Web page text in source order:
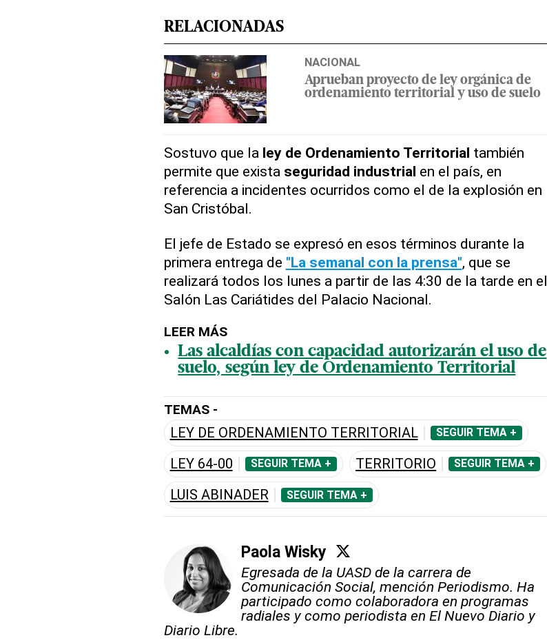
RELACIONADAS
NACIONAL
Aprueban proyecto de ley orgánica de
ordenamiento territorial y uso de suelo
Sostuvo que la ley de Ordenamiento Territorial también
permite que existaseguridad industrial en el país, en
referencia a incidentes ocurridos como el de la explosión en
San Cristóbal.
El jefe de Estado se expresó en esos términos durante la
primera entrega de "La semanal con la prensa", que se
realizará todos los lunes a partir de las 4:30 de la tarde en el
Salón Las Cariátides del Palacio Nacional.
LEER MÁS
Las alcaldías con capacidad autorizarán el uso de
suelo, según ley de Ordenamiento Territorial
TEMAS -
LEY DE ORDENAMIENTO TERRITORIAL SEGUIR TEMA +
LEY 64-00 SEGUIR TEMA + TERRITORIO SEGUIR TEMA +
LUIS ABINADER SEGUIR TEMA +
Paola Wisky
Egresada de la UASD de la carrera de
Comunicación Social, mención Periodismo. Ha
participado como colaboradora en programas
radiales y como periodista en El Nuevo Diario y
Diario Libre.